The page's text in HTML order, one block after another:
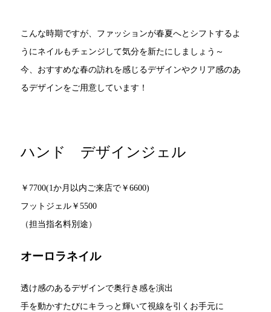
こんな時期ですが、ファッションが春夏へとシフトするよ
うにネイルもチェンジして気分を新たにしましょう～
今、おすすめな春の訪れを感じるデザインやクリア感のあ
るデザインをご用意しています！
ハンド デザインジェル
￥7700(1か月以内ご来店で￥6600)
フットジェル￥5500
（担当指名料別途）
オーロラネイル
透け感のあるデザインで奥行き感を演出
手を動かすたびにキラっと輝いて視線を引くお手元に